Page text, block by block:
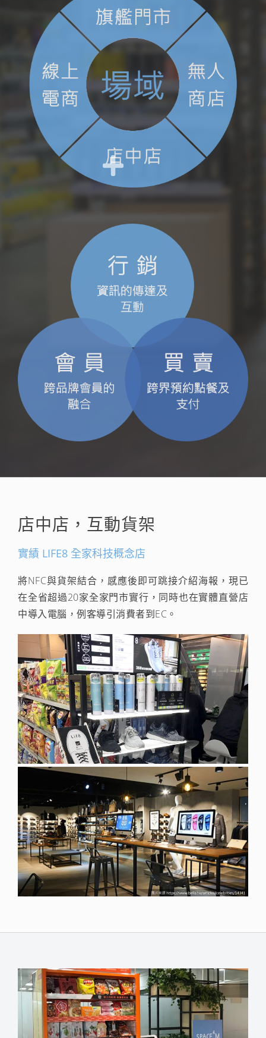
店中店，互動貨架
實績 LIFE8 全家科技概念店
將NFC與貨架結合，感應後即可跳接介紹海報，現已
在全省超過20家全家門市實行，同時也在實體直營店
中導入電腦，例客導引消費者到EC。